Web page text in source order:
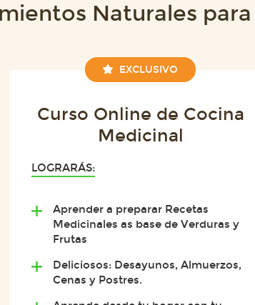
Naturales
EXCLUSIVO
Curso Online de Cocina
Medicinal
LOGRARÁS:
Aprender a preparar Recetas
Medicinales as base de Verduras y
Frutas
Deliciosos: Desayunos, Almuerzos,
Cenas y Postres.